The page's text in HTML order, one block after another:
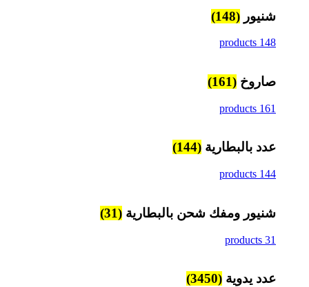
شنيور (148)
148 products
صاروخ (161)
161 products
عدد بالبطارية (144)
144 products
شنيور ومفك شحن بالبطارية (31)
31 products
عدد يدوية (3450)